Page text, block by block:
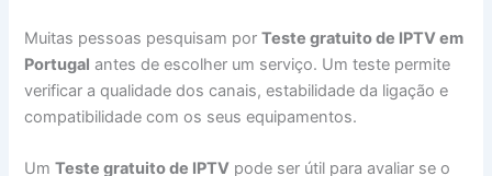
Muitas pessoas pesquisam porTeste gratuito de IPTV em
Portugal antes de escolher um serviço. Um teste permite
verificar a qualidade dos canais, estabilidade da ligação e
compatibilidade com os seus equipamentos.
UmTeste gratuito de IPTV pode ser útil para avaliar se o